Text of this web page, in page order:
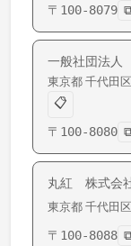
〒 100-8079
一般社団法人
東京都 千代田区
📋
〒 100-8080
丸紅 株式会
東京都 千代田区
〒 100-8088